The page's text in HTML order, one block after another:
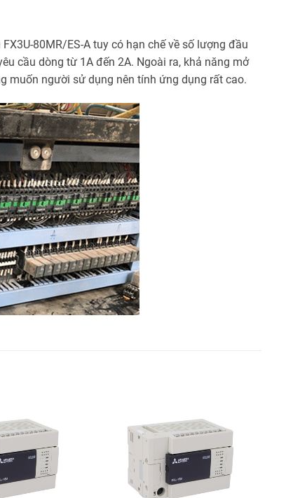
80MR/ES-A tuy có hạn chế về số lượng đầu
cầu dòng từ 1A đến 2A. Ngoài ra, khả năng mở
muốn người sử dụng nên tính ứng dụng rất cao.